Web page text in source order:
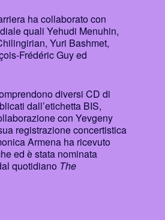
ha collaborato con
quali Yehudi Menuhin,
Yuri Bashmet,
Frédéric Guy ed
diversi CD di
dall’etichetta BIS,
con Yevgeny
registrazione concertistica
Armena ha ricevuto
ed è stata nominata
quotidiano The